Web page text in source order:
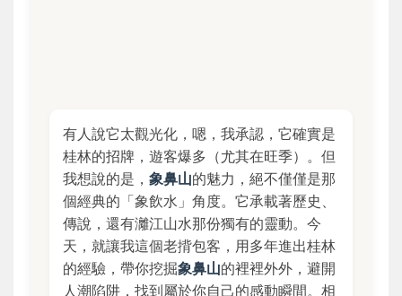
有人說它太觀光化，嗯，我承認，它確實是
桂林的招牌，遊客爆多（尤其在旺季）。但
我想說的是， 象鼻山的魅力，絕不僅僅是那
個經典的「象飲水」角度。它承載著歷史、
傳說，還有灕江山水那份獨有的靈動。今
天，就讓我這個老揹包客，用多年進出桂林
的經驗，帶你挖掘象鼻山的裡裡外外，避開
人潮陷阱，找到屬於你自己的感動瞬間。相